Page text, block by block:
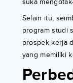
Selain itu,
program studi
prospek kerja
yang memiliki